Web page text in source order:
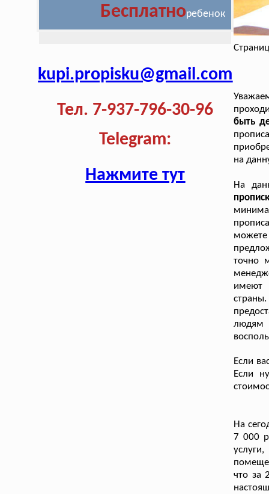
Бесплатноребенок
kupi.propisku@gmail.com
Тел. 7-937-796-30-96
Telegram:
Нажмите тут
быть
на
На
точно
имеют
людям
Если
Если
На
7 000
что за